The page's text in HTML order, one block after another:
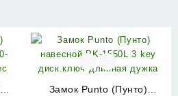
Замок Punto (Пунто)